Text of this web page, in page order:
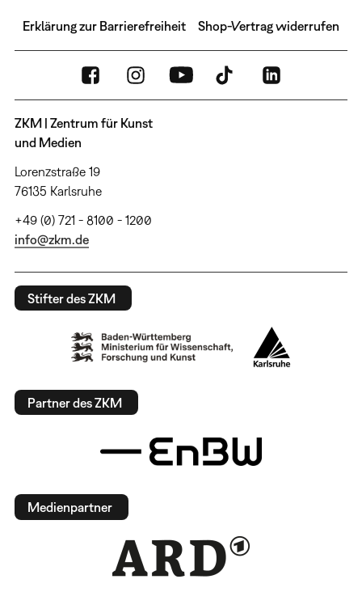
Erklärung zur Barrierefreiheit Shop-Vertrag widerrufen
ZKM | Zentrum für Kunst
und Medien
Lorenzstraße 19
76135 Karlsruhe
+49 (0) 721 - 8100 - 1200
info@zkm.de
Stifter des ZKM
Partner des ZKM
Medienpartner